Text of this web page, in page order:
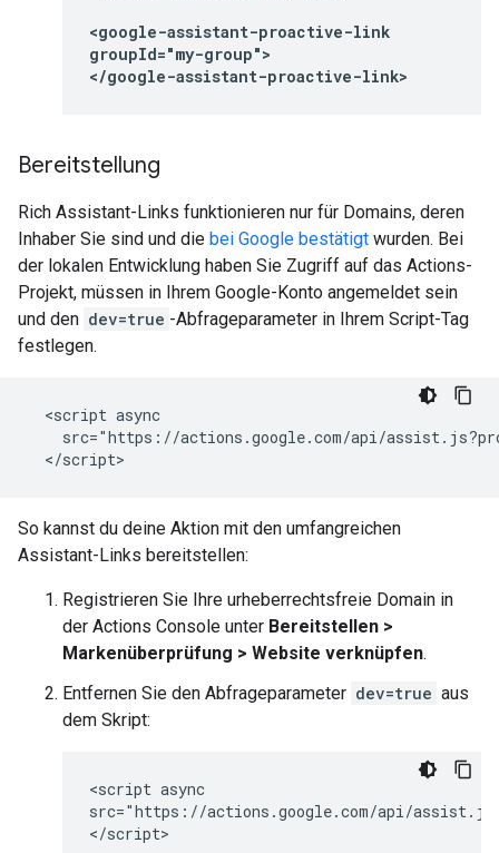
<google-assistant-proactive-link
groupId="my-group">
</google-assistant-proactive-link>
Bereitstellung
Rich Assistant-Links funktionieren nur für Domains, deren
Inhaber Sie sind und die bei Google bestätigt wurden. Bei
der lokalen Entwicklung haben Sie Zugriff auf das Actions-
Projekt, müssen in Ihrem Google-Konto angemeldet sein
und den dev=true -Abfrageparameter in Ihrem Script-Tag
festlegen.
  <script async
src="https://actions.google.com/api/
So kannst du deine Aktion mit den umfangreichen
Assistant-Links bereitstellen:
Registrieren Sie Ihre urheberrechtsfreie Domain in
der Actions Console unter Bereitstellen >
Markenüberprüfung > Website verknüpfen.
Entfernen Sie den Abfrageparameter dev=true aus
dem Skript:
<script async
src="https://actions.google.com/api/